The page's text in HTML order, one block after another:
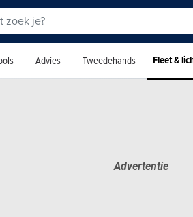
Advies Tweedehands Fleet &